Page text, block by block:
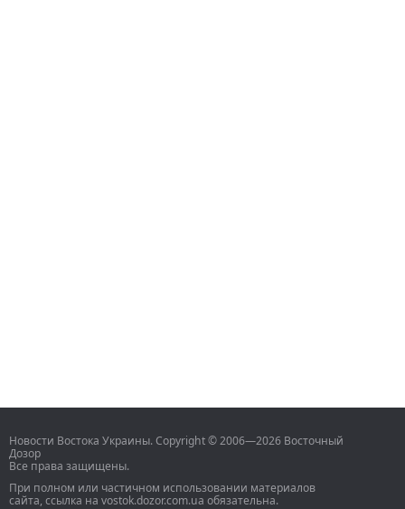
Новости Востока Украины. Copyright © 2006—2026 Восточный
Дозор
Все права защищены.
При полном или частичном использовании материалов
сайта, ссылка на vostok.dozor.com.ua обязательна.